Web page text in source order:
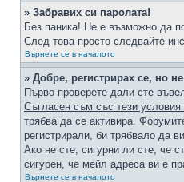
» Забравих си паролата!
Без паника! Не е възможно да
След това просто следвайте
Върнете се в началото
» Добре, регистрирах се, но
Първо проверете дали сте
Съгласен съм със тези условия
трябва да се активира.
регистрирали, би трябвало да
Ако не сте, сигурни ли сте, че
сигурен, че мейл адреса ви е
Върнете се в началото